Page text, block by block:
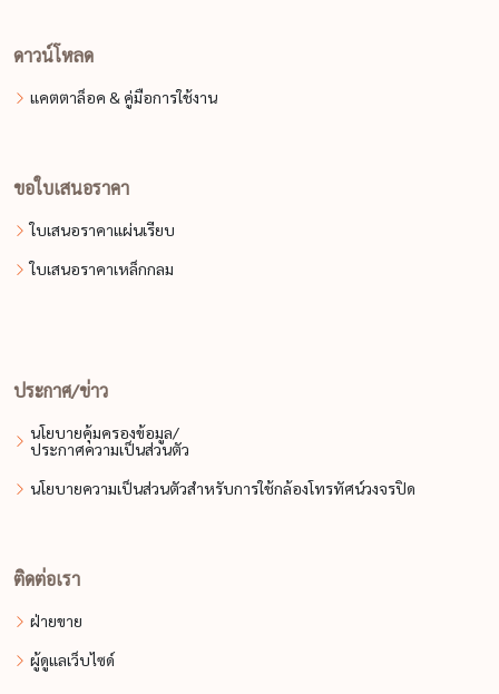
ดาวน์โหลด
แคตตาล็อค & คู่มือการใช้งาน
ขอใบเสนอราคา
ใบเสนอราคาแผ่นเรียบ
ใบเสนอราคาเหล็กกลม
ประกาศ/ข่าว
นโยบายคุ้มครองข้อมูล/
ประกาศความเป็นส่วนตัว
นโยบายความเป็นส่วนตัวสำหรับการใช้กล้องโทรทัศน์วงจรปิด
ติดต่อเรา
ฝ่ายขาย
ผู้ดูแลเว็บไซด์